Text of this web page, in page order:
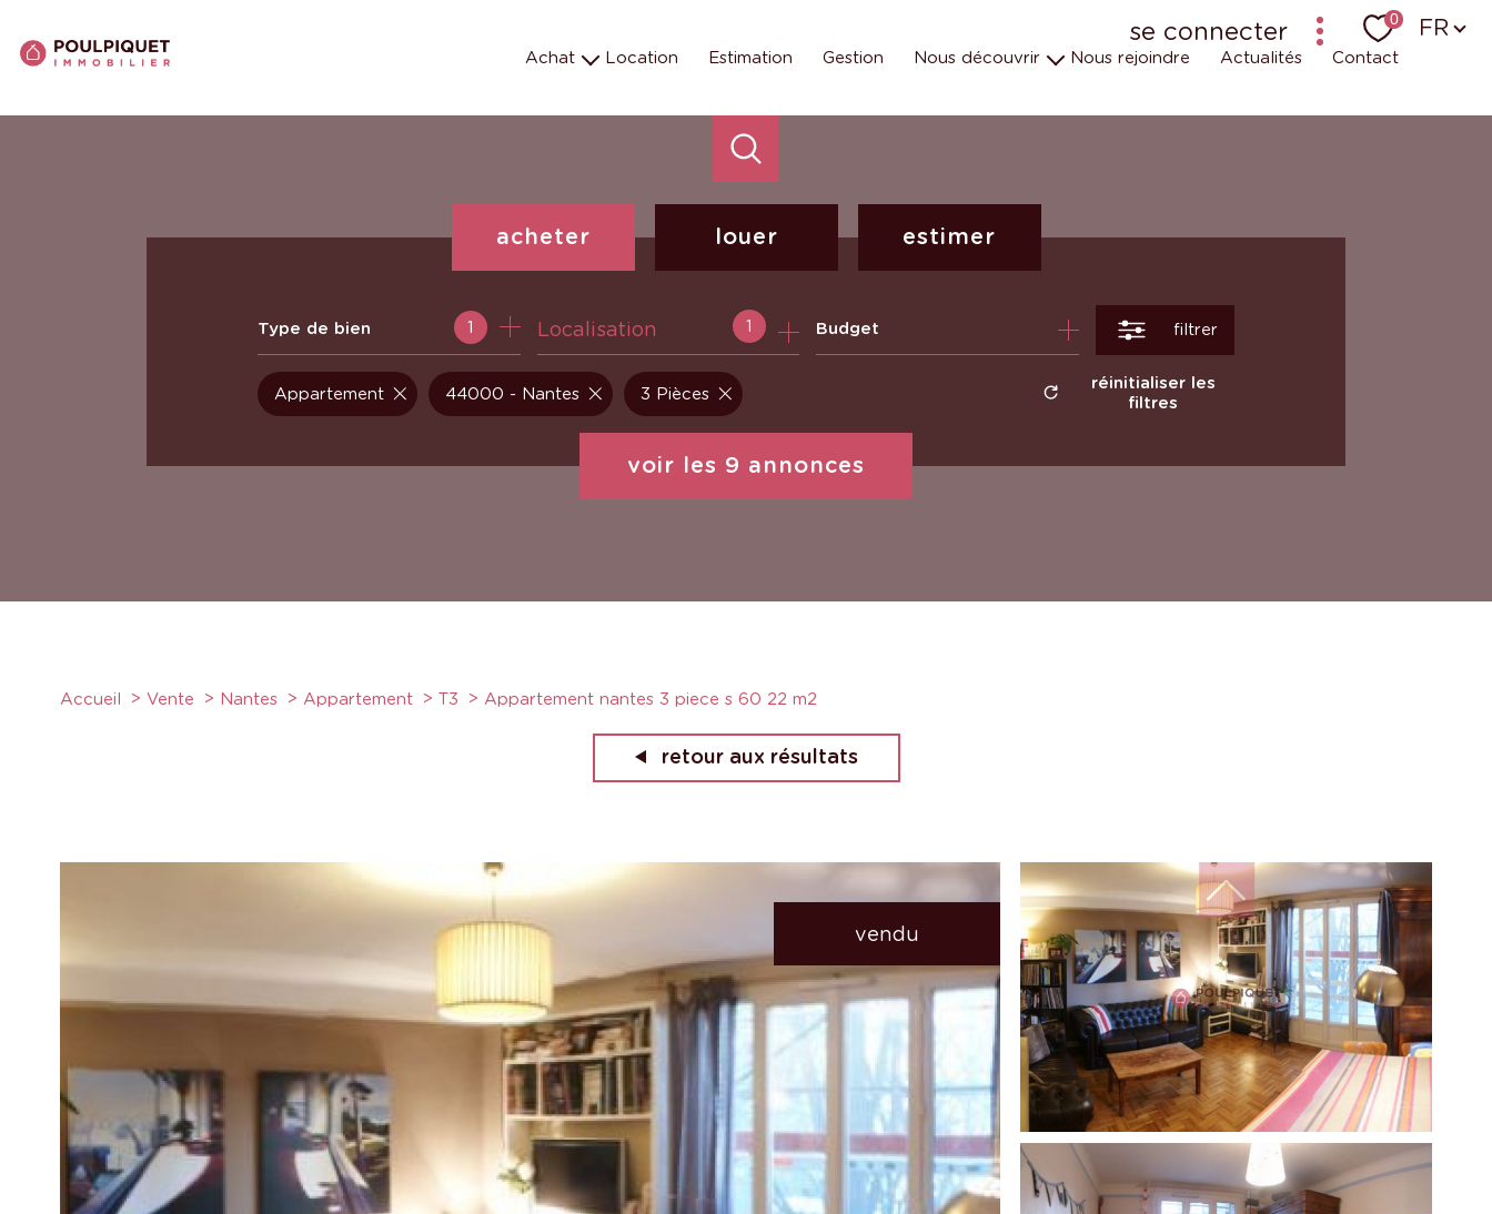
se connecter 0 Langue
FR
Achat
Programmes neufs
Location Estimation Gestion Nous découvrir Nous rejoindre Actualités Contact
acheter
de l'ancien
louer
à l'année
estimer
Type de bien 1 1
Localisation Budget filtrer
voir les 9 annonces
Appartement 44000 - Nantes 3 Pièces
réinitialiser les
filtres
Accueil Vente Nantes Appartement T3 Appartement nantes 3 piece s 60 22 m2
retour aux résultats
vendu